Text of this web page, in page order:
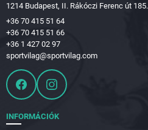
1214 Budapest, II. Rákóczi Ferenc út 185.
+36 70 415 51 64
+36 70 415 51 66
+36 1 427 02 97
sportvilag@sportvilag.com
INFORMÁCIÓK